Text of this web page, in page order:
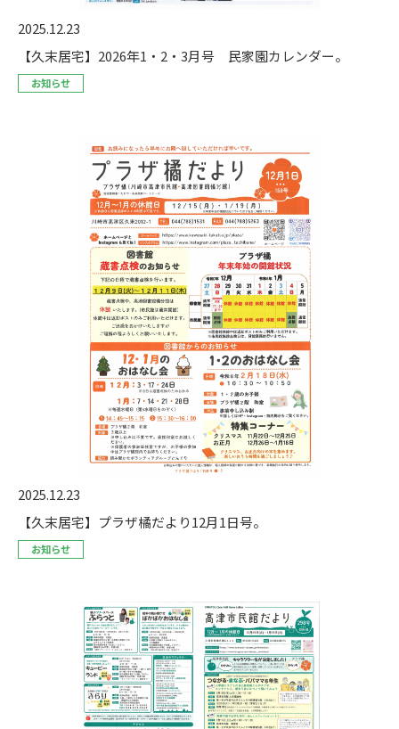
2025.12.23
【久末居宅】2026年1・2・3月号 民家園カレンダー。
お知らせ
2025.12.23
【久末居宅】プラザ橘だより12月1日号。
お知らせ